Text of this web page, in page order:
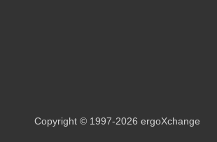
Copyright© 1997-2026 ergoXchange